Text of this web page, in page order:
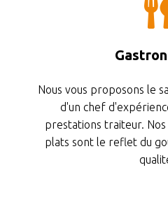
Nous vous proposons le
d'un chef
prestations traiteur. Nos
plats sont le reflet du